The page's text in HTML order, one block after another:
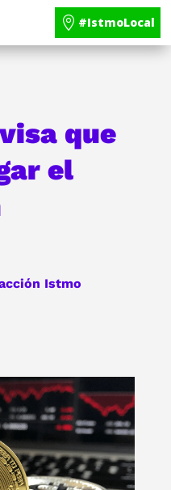
#IstmoLocal
que
el
Istmo